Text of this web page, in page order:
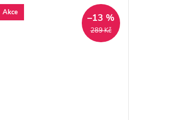
rozptyl...
Akce
289 Kč
–13 %